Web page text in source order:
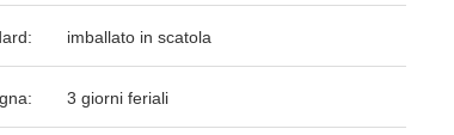
imballato in scatola
3 giorni feriali